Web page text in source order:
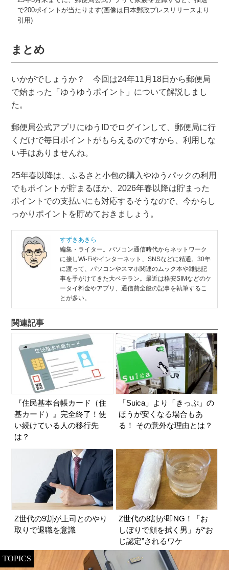
で200ポイントが当たります(画像は日本郵政プレスリリースより
引用)
まとめ
いかがでしょうか？ 今回は24年11月18日から郵便局
で始まった「ゆうゆうポイント」について解説しまし
た。
郵便局公式アプリにゆうIDでログインして、郵便局に行
くだけで毎日ポイントがもらえるのですから、利用しな
い手はありませんね。
25年春以降は、ふるさと小包の購入やゆうパックの利用
でもポイントが貯まるほか、2026年春以降は貯まった
ポイントでの支払いにも対応するそうなので、今からし
っかりポイントを貯めておきましょう。
すずきあきら
編集・ライター。パソコン通信時代からネットワーク
に接しWi-Fiやインターネット、SNSなどに精通。30年
に渡って、パソコンやスマホ関連のムック本や雑誌記
事を手がけてきた大ベテラン。最近は格安SIMなどのケ
ータイ料金やアプリ、通信費全般の記事を執筆するこ
とが多い。
関連記事
『住民基本台帳カード（住
基カード）』完全終了！使
い続けている人の移行先
は？
「Suica」より「きっぷ」の
ほうが安くなる場合もあ
る！ その意外な理由とは？
Z世代の9割が上司とのやり
取りで退職を意識
Z世代の8割が即NG！「お
しぼりで顔を拭く男」が“お
じ認定”されるワケ
TOPICS